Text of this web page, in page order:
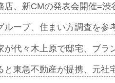
店、新CMの発表会開催=
ループ、住まい方調査を
が代々木上原で邸宅、ブ
と東急不動産が提携、元